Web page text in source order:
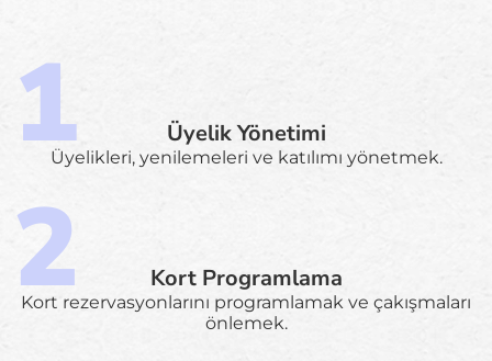
Üyelik Yönetimi
Üyelikleri, yenilemeleri ve katılımı yönetmek.
Kort Programlama
Kort rezervasyonlarını programlamak ve çakışmaları
önlemek.